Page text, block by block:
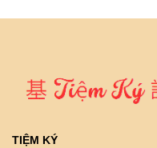
TIỆM KÝ